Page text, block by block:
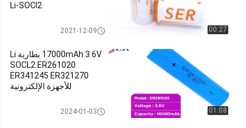
00:27
Li-SOCI2
2021-12-09
01:08
17000mAh 3.6V بطارية Li
SOCL2 ER261020
ER341245 ER321270
للأجهزة الإلكترونية
2024-01-03